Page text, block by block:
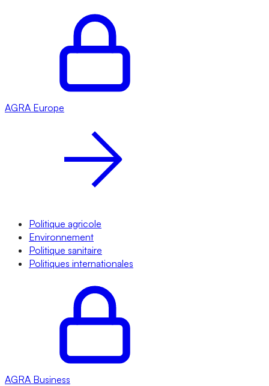
AGRA Europe
Politique agricole
Environnement
Politique sanitaire
Politiques internationales
AGRA Business